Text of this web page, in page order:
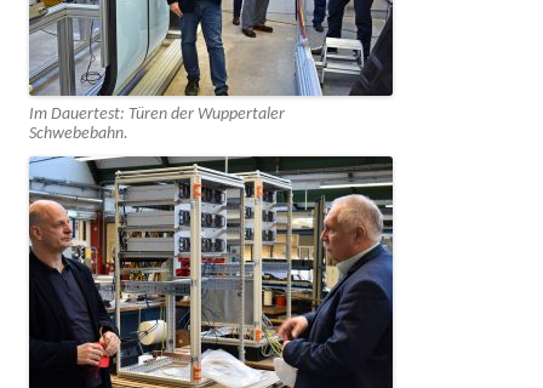
Im Dauertest: Türen der Wuppertaler
Schwebebahn.